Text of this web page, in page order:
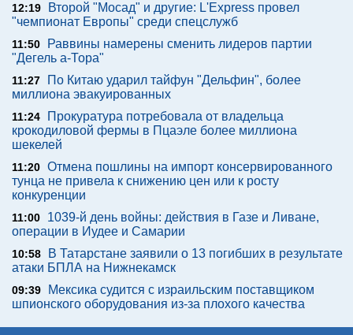
12:19
Второй "Мосад" и другие: L'Express провел
"чемпионат Европы" среди спецслужб
11:50
Раввины намерены сменить лидеров партии
"Дегель а-Тора"
11:27
По Китаю ударил тайфун "Дельфин", более
миллиона эвакуированных
11:24
Прокуратура потребовала от владельца
крокодиловой фермы в Пцаэле более миллиона
шекелей
11:20 Отмена пошлины на импорт консервированного
тунца не привела к снижению цен или к росту
конкуренции
11:00
1039-й день войны: действия в Газе и Ливане,
операции в Иудее и Самарии
10:58
В Татарстане заявили о 13 погибших в результате
атаки БПЛА на Нижнекамск
09:39
Мексика судится с израильским поставщиком
шпионского оборудования из-за плохого качества